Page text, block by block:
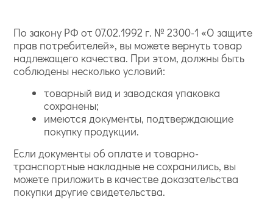
По закону РФ от 07.02.1992 г. № 2300-1 «О защите
прав потребителей», вы можете вернуть товар
надлежащего качества. При этом, должны быть
соблюдены несколько условий:
товарный вид и заводская упаковка
сохранены;
имеются документы, подтверждающие
покупку продукции.
Если документы об оплате и товарно-
транспортные накладные не сохранились, вы
можете приложить в качестве доказательства
покупки другие свидетельства.